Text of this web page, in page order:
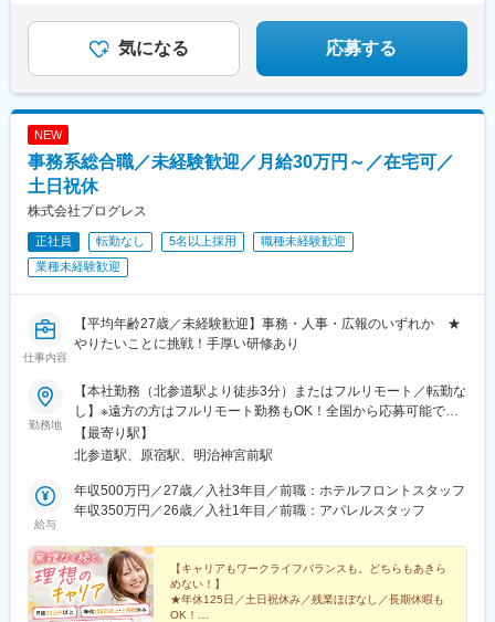
気になる 応募する
NEW
事務系総合職／未経験歓迎／月給30万円～／在宅可／
土日祝休
株式会社プログレス
正社員 転勤なし 5名以上採用
職種未経験歓迎
業種未経験歓迎
仕事内容
【平均年齢27歳／未経験歓迎】事務・人事・広報のいずれか ★
やりたいことに挑戦！手厚い研修あり
勤務地
【本社勤務（北参道駅より徒歩3分）またはフルリモート／転勤な
し】※遠方の方はフルリモート勤務もOK！全国から応募可能で
す！※研修は本社（東京）にて実施■本社東京都渋谷区千駄ヶ谷3-
51-10 PORTALPOINT HARAJUKU FD-13＜アクセス＞・東京メ
線「千駄ヶ谷駅」より徒歩8分・都営地下鉄「国立競技場駅」A4
出口より徒歩8分＝＝＝＝＝＝＝＝＞＞★check！◎安心して上京
越し支援・家賃補助などをサポートします。◎独り立ち後はリモ
ートワークが可能週3日リモートワークの先輩も。遠方の方はフル
リモート勤務もOK！ライフステージの変化に合わせて、柔軟な働
き方ができます。
【最寄り駅】
北参道駅、原宿駅、明治神宮前駅
給与
年収500万円／27歳／入社3年目／前職：ホテルフロントスタッフ
年収350万円／26歳／入社1年目／前職：アパレルスタッフ
【キャリアもワークライフバランスも。どちらもあきら
めない！】
★年休125日／土日祝休み／残業ほぼなし／長期休暇も
OK！